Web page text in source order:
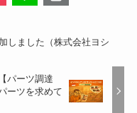
しました（株式会社ヨシ
パーツ調達
ーツを求めて